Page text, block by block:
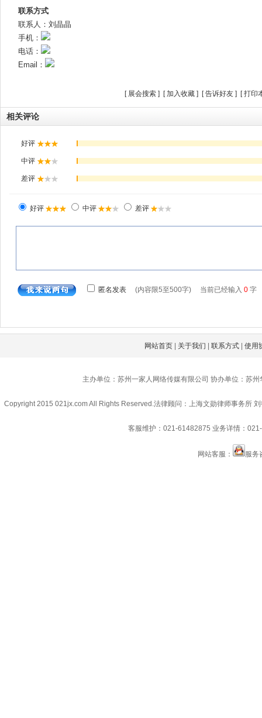
联系方式
联系人：刘晶晶
手机：
电话：
Email：
[ 展会搜索 ] [加入收藏 ] [告诉好友 ] [打印
相关评论
网站首页 | 关于我们 |联系方式 |使用
主办单位：苏州一家人网络传媒有限公司 协办单位：苏
Copyright 2015 021jx.com All Rights Reserved.法律顾问：上海文勋律师事务所
客服维护：021-61482875 业务详情：
网站客服： 服务